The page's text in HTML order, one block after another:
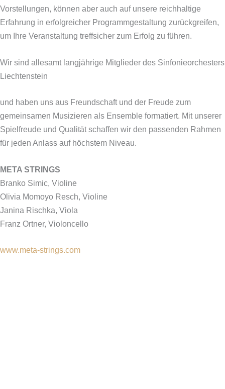
Vorstellungen, können aber auch auf unsere reichhaltige
Erfahrung in erfolgreicher Programmgestaltung zurückgreifen,
um Ihre Veranstaltung treffsicher zum Erfolg zu führen.
Wir sind allesamt langjährige Mitglieder des Sinfonieorchesters
Liechtenstein
und haben uns aus Freundschaft und der Freude zum
gemeinsamen Musizieren als Ensemble formatiert. Mit unserer
Spielfreude und Qualität schaffen wir den passenden Rahmen
für jeden Anlass auf höchstem Niveau.
META STRINGS
Branko Simic, Violine
Olivia Momoyo Resch, Violine
Janina Rischka, Viola
Franz Ortner, Violoncello
www.meta-strings.com